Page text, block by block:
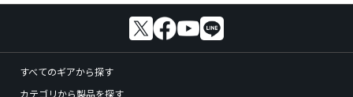
すべてのギアから探す
カテゴリから製品を探す